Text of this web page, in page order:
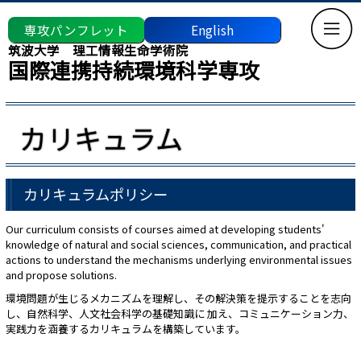
筑波大学 理工情報生命学術院
国際連携持続環境科学専攻
専攻パンフレット English
カリキュラム
カリキュラムポリシー
Our curriculum consists of courses aimed at developing students'
knowledge of natural and social sciences, communication, and practical
actions to understand the mechanisms underlying environmental issues
and propose solutions.
環境問題が生じるメカニズムを理解し、その解決策を提示することを志向
し、自然科学、人文社会科学の基礎知識に 加え、コミュニケーション力、
実践力を涵養するカリキュラムを構築しています。